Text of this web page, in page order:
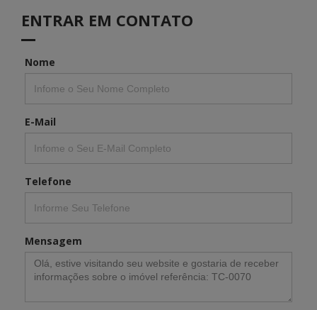
ENTRAR EM CONTATO
Nome
E-Mail
Telefone
Mensagem